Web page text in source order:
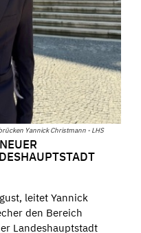
Yannick Christmann - LHS
leitet Yannick
den Bereich
Landeshauptstadt